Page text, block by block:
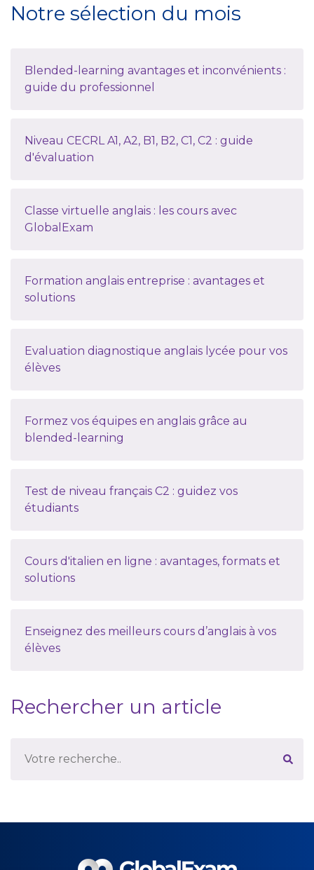
Notre sélection du mois
Blended-learning avantages et inconvénients :
guide du professionnel
Niveau CECRL A1, A2, B1, B2, C1, C2 : guide
d'évaluation
Classe virtuelle anglais : les cours avec
GlobalExam
Formation anglais entreprise : avantages et
solutions
Evaluation diagnostique anglais lycée pour vos
élèves
Formez vos équipes en anglais grâce au
blended-learning
Test de niveau français C2 : guidez vos
étudiants
Cours d'italien en ligne : avantages, formats et
solutions
Enseignez des meilleurs cours d’anglais à vos
élèves
Rechercher un article